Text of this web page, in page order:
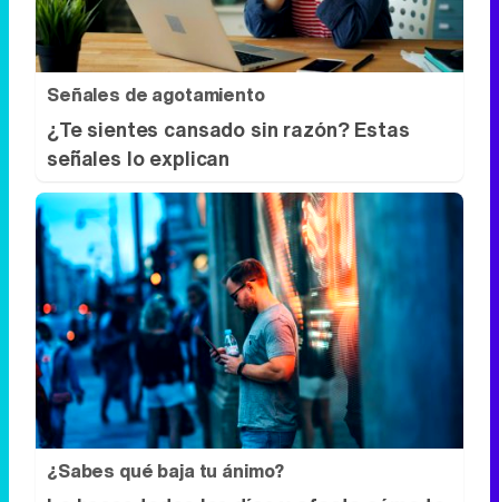
¿Sabes qué baja tu ánimo?
Lo haces todos los días y afecta cómo te
sientes